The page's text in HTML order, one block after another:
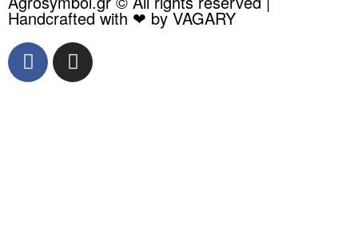
Handcrafted with ❤ by VAGARY